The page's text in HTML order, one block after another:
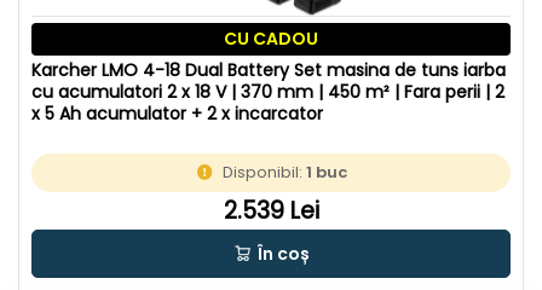
CU CADOU
Karcher LMO 4-18 Dual Battery Set masina de tuns iarba
cu acumulatori 2 x 18 V | 370 mm | 450 m² | Fara perii | 2
x 5 Ah acumulator + 2 x incarcator
Disponibil:1 buc
2.539 Lei
În coș